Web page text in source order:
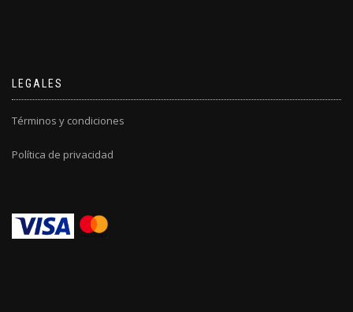
LEGALES
Términos y condiciones
Política de privacidad